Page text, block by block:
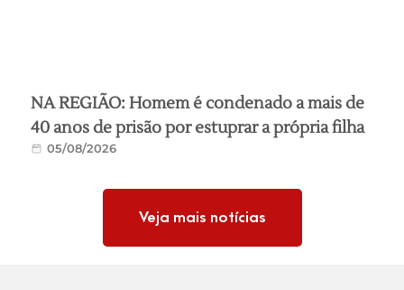
NA REGIÃO: Homem é condenado a mais de
40 anos de prisão por estuprar a própria filha
05/08/2026
Veja mais notícias